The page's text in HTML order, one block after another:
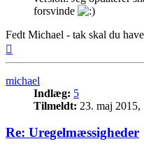
forsvinde
Fedt Michael - tak skal du have
michael
Indlæg: 5
Tilmeldt: 23. maj 2015,
Re: Uregelmæssigheder